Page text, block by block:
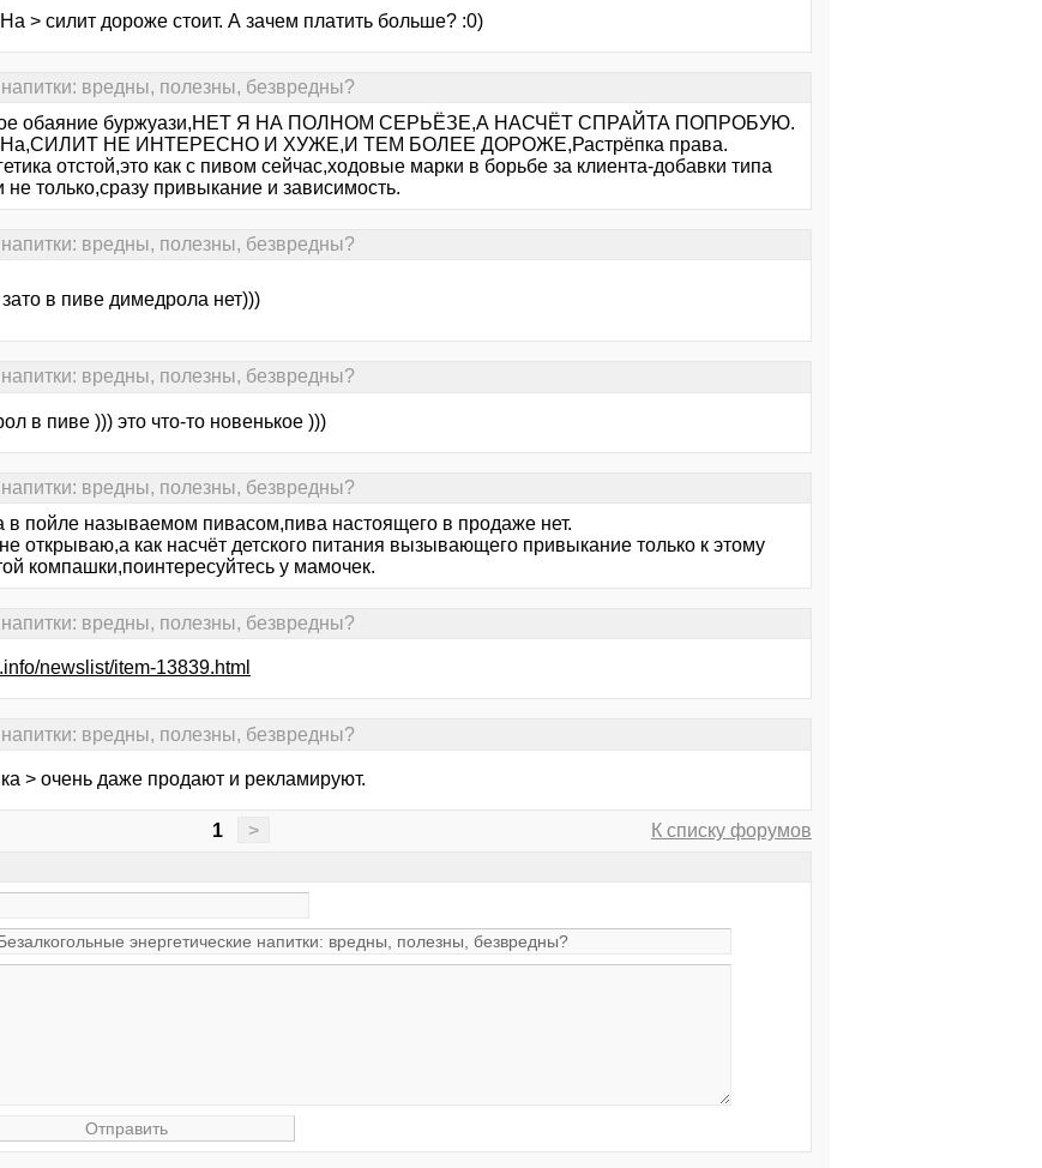
> силит дороже стоит. А зачем платить больше? :0)
напитки: вредны, полезны, безвредны?
обаяние буржуази,НЕТ Я НА ПОЛНОМ СЕРЬЁЗЕ,А НАСЧЁТ СПРАЙТА ПОПРОБУЮ.
НЕ ИНТЕРЕСНО И ХУЖЕ,И ТЕМ БОЛЕЕ ДОРОЖЕ,Растрёпка права.
отстой,это как с пивом сейчас,ходовые марки в борьбе за клиента-добавки типа
только,сразу привыкание и зависимость.
напитки: вредны, полезны, безвредны?
в пиве димедрола нет)))
напитки: вредны, полезны, безвредны?
в пиве ))) это что-то новенькое )))
напитки: вредны, полезны, безвредны?
в пойле называемом пивасом,пива настоящего в продаже нет.
открываю,а как насчёт детского питания вызывающего привыкание только к этому
компашки,поинтересуйтесь у мамочек.
напитки: вредны, полезны, безвредны?
newslist/item-13839.html
напитки: вредны, полезны, безвредны?
> очень даже продают и рекламируют.
1 >
К списку форумов